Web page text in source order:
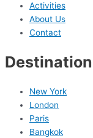
Activities
About Us
Contact
New York
London
Paris
Bangkok